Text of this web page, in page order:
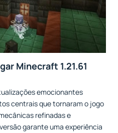
Minecraft 1.21.61
emocionantes
centrais que tornaram o jogo
refinadas e
garante uma experiência